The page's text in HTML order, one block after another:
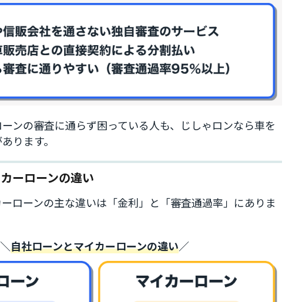
ンの審査に通らず困っている人も、じしゃロンなら車を
ります。
ーローンの違い
ローンの主な違いは「金利」と「審査通過率」にありま
＼自社ローンとマイカーローンの違い／